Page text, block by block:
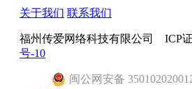
关于我们 联系我们
福州传爱网络科技有限公司 ICP证
号-10
闽公网安备